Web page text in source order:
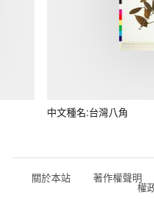
中文種名:台灣八角
關於本站 著作權聲明
權